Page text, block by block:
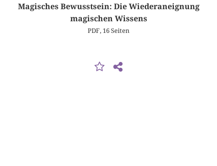
Magisches Bewusstsein: Die Wiederaneignung
magischen Wissens
PDF, 16 Seiten